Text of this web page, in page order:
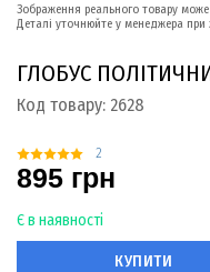
Зображення реального товару може
Деталі уточнюйте у менеджера при
ГЛОБУС
Код товару: 2628
2
895 грн
Є в наявності
КУПИТИ